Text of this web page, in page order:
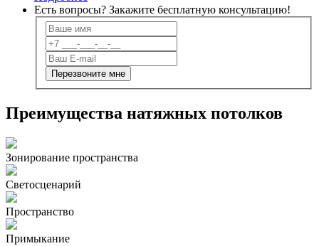
Есть вопросы? Закажите бесплатную консультацию!
Преимущества натяжных потолков
Зонирование пространства
Светосценарий
Пространство
Примыкание